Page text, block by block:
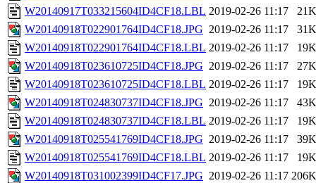
W20140917T033215604ID4CF18.LBL 2019-02-26 11:17
21K
W20140918T022901764ID4CF18.JPG 2019-02-26 11:17
31K
W20140918T022901764ID4CF18.LBL 2019-02-26 11:17
19K
W20140918T023610725ID4CF18.JPG 2019-02-26 11:17
27K
W20140918T023610725ID4CF18.LBL 2019-02-26 11:17
19K
W20140918T024830737ID4CF18.JPG 2019-02-26 11:17
43K
W20140918T024830737ID4CF18.LBL 2019-02-26 11:17
19K
W20140918T025541769ID4CF18.JPG 2019-02-26 11:17
39K
W20140918T025541769ID4CF18.LBL 2019-02-26 11:17
19K
W20140918T031002399ID4CF17.JPG 2019-02-26 11:17 206K